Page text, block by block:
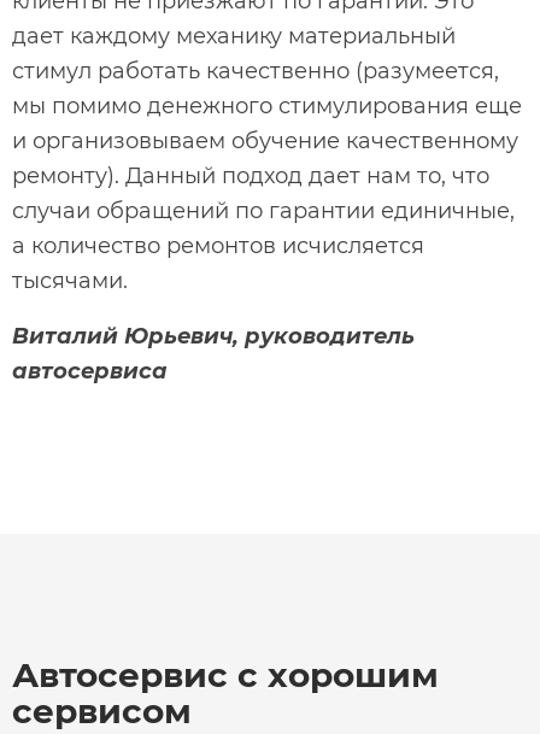
дает каждому механику материальный
стимул работать качественно (разумеется,
мы помимо денежного стимулирования еще
и организовываем обучение качественному
ремонту). Данный подход дает нам то, что
случаи обращений по гарантии единичные,
а количество ремонтов исчисляется
тысячами.
Виталий Юрьевич, руководитель
автосервиса
Автосервис с хорошим
сервисом